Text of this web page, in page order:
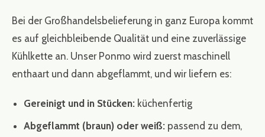
Bei der Großhandelsbelieferung in ganz Europa kommt
es auf gleichbleibende Qualität und eine zuverlässige
Kühlkette an. Unser Ponmo wird zuerst maschinell
enthaart und dann abgeflammt, und wir liefern es:
Gereinigt und in Stücken: küchenfertig
Abgeflammt (braun) oder weiß: passend zu dem,